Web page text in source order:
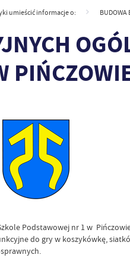
umieścić informacje o: BUDOWA
Podstawowej nr 1 w
do gry w koszykówkę,